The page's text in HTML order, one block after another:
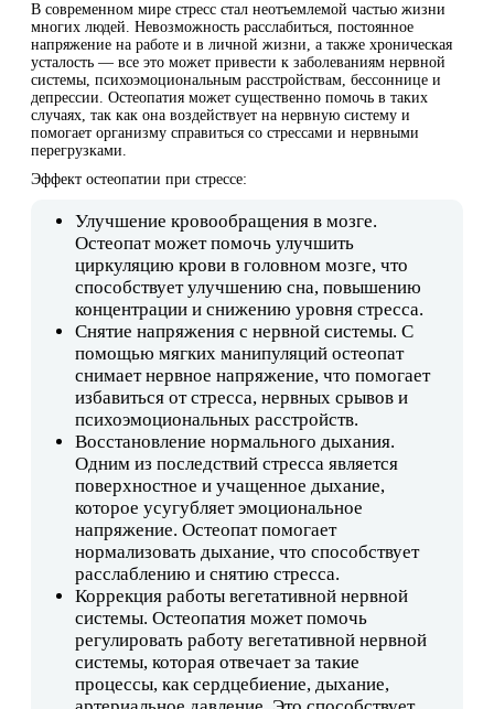
В современном мире стресс стал неотъемлемой частью жизни
многих людей. Невозможность расслабиться, постоянное
напряжение на работе и в личной жизни, а также хроническая
усталость — все это может привести к заболеваниям нервной
системы, психоэмоциональным расстройствам, бессоннице и
депрессии. Остеопатия может существенно помочь в таких
случаях, так как она воздействует на нервную систему и
помогает организму справиться со стрессами и нервными
перегрузками.
Эффект остеопатии при стрессе:
Улучшение кровообращения в мозге.
Остеопат может помочь улучшить
циркуляцию крови в головном мозге, что
способствует улучшению сна, повышению
концентрации и снижению уровня стресса.
Снятие напряжения с нервной системы. С
помощью мягких манипуляций остеопат
снимает нервное напряжение, что помогает
избавиться от стресса, нервных срывов и
психоэмоциональных расстройств.
Восстановление нормального дыхания.
Одним из последствий стресса является
поверхностное и учащенное дыхание,
которое усугубляет эмоциональное
напряжение. Остеопат помогает
нормализовать дыхание, что способствует
расслаблению и снятию стресса.
Коррекция работы вегетативной нервной
системы. Остеопатия может помочь
регулировать работу вегетативной нервной
системы, которая отвечает за такие
процессы, как сердцебиение, дыхание,